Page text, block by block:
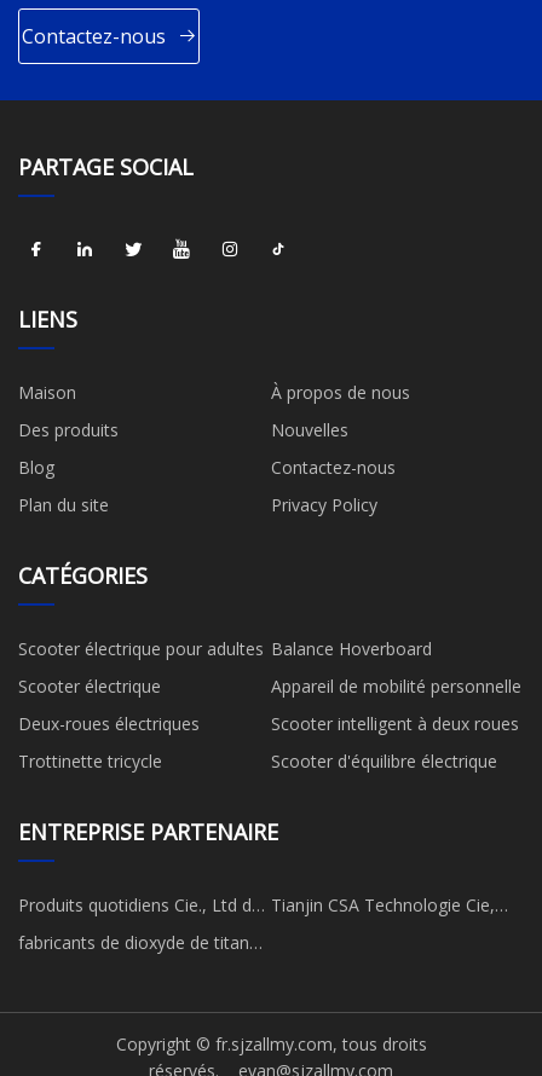
Contactez-nous
PARTAGE SOCIAL
LIENS
Maison
À propos de nous
Des produits
Nouvelles
Blog
Contactez-nous
Plan du site
Privacy Policy
CATÉGORIES
Scooter électrique pour adultes Balance Hoverboard
Scooter électrique
Appareil de mobilité personnelle
Deux-roues électriques
Scooter intelligent à deux roues
Trottinette tricycle
Scooter d'équilibre électrique
ENTREPRISE PARTENAIRE
Produits quotidiens Cie., Ltd de
Yongkang Youdi
Tianjin CSA Technologie Cie,
fabricants de dioxyde de titane
Copyright © fr.sjzallmy.com, tous droits
réservés. evan@sjzallmy.com